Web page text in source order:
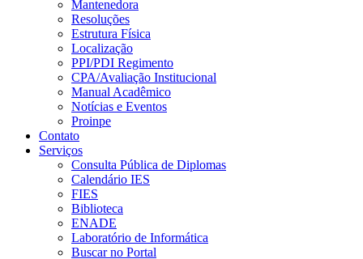
Mantenedora
Resoluções
Estrutura Física
Localização
PPI/PDI Regimento
CPA/Avaliação Institucional
Manual Acadêmico
Notícias e Eventos
Proinpe
Contato
Serviços
Consulta Pública de Diplomas
Calendário IES
FIES
Biblioteca
ENADE
Laboratório de Informática
Buscar no Portal